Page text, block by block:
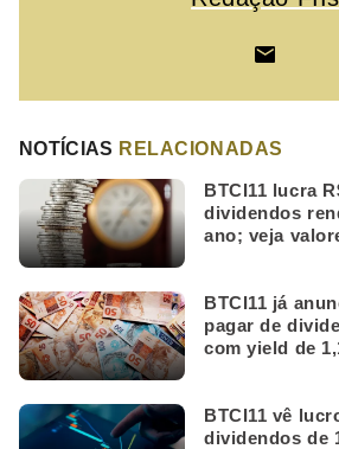
NOTÍCIAS RELACIONADAS
BTCI11 lucra
dividendos
ano; veja
BTCI11 já
pagar de
com yield de
BTCI11 vê
dividendos de